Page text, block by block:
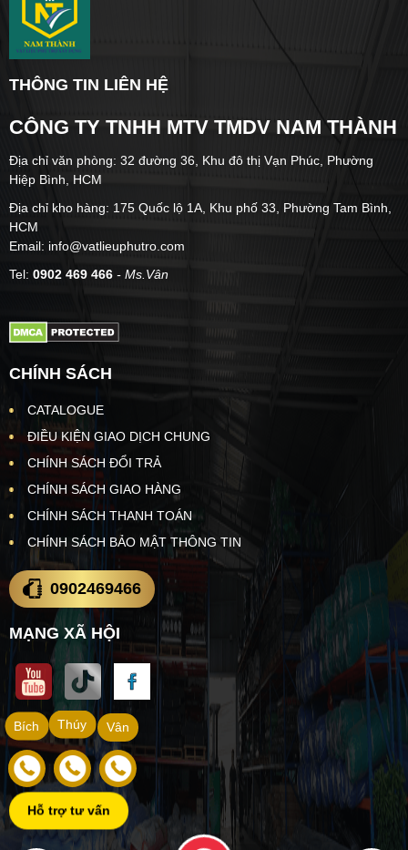
THÔNG TIN LIÊN HỆ
CÔNG TY TNHH MTV TMDV NAM THÀNH
Địa chỉ văn phòng: 32 đường 36, Khu đô thị Vạn Phúc, Phường
Hiệp Bình, HCM
Địa chỉ kho hàng: 175 Quốc lộ 1A, Khu phố 33, Phường Tam Bình,
HCM
Email: info@vatlieuphutro.com
Tel: 0902 469 466 - Ms.Vân
CHÍNH SÁCH
CATALOGUE
ĐIỀU KIỆN GIAO DỊCH CHUNG
CHÍNH SÁCH ĐỔI TRẢ
CHÍNH SÁCH GIAO HÀNG
CHÍNH SÁCH THANH TOÁN
CHÍNH SÁCH BẢO MẬT THÔNG TIN
0902469466
MẠNG XÃ HỘI
Vân
Thúy
Bích
Hỗ trợ tư vấn